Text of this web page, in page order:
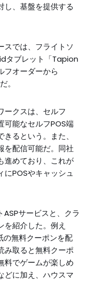
し、基盤を提供する
スでは、フライトソ
タブレット「Tapion
フオーダーから
。
ークスは、セルフ
可能なセルフPOS端
るという。また、
を配信可能だ。同社
進めており、これが
POSやキャッシュ
サービスと、クラ
紹介した。例え
の無料クーポンを配
み取ると無料クーポ
料でゲームが楽しめ
どに加え、ハウスマ